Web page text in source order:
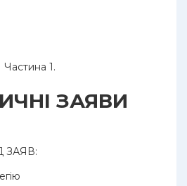
Частина 1.
ЗАЯВИ
ЗАЯВ: